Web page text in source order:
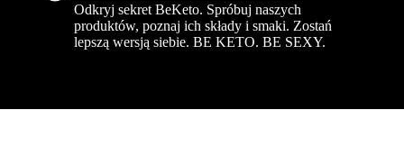
Odkryj sekret BeKeto. Spróbuj naszych
produktów, poznaj ich składy i smaki. Zostań
lepszą wersją siebie. BE KETO. BE SEXY.